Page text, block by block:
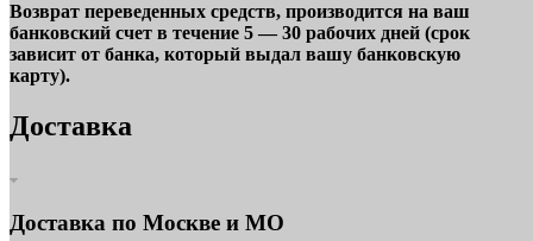
Возврат переведенных средств, производится на ваш
банковский счет в течение 5 — 30 рабочих дней (срок
зависит от банка, который выдал вашу банковскую
карту).
Доставка
Доставка по Москве и МО